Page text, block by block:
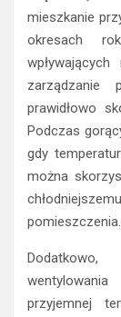
mieszkanie
okresach
zarządzanie
prawidłowo
Podczas
gdy
można
pomieszczenia.
przyjemnej